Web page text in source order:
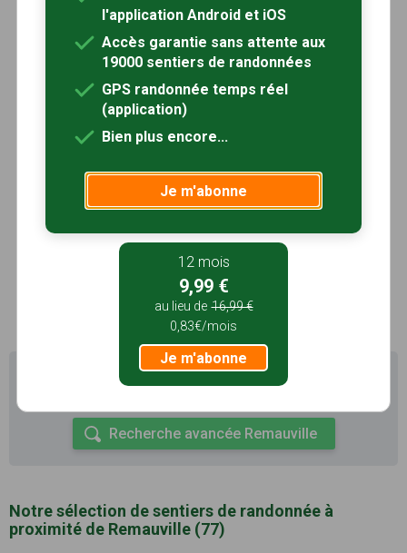
Bois de la Commanderie
Voir le site
Forêt de Champlitte
Voir le site
Bois de Valence
Voir le site
Voir le site
Forêt de Fontinebleau
Bois de Saint Germain Laval
Il existe d'autres sentiers de randonnée à Remauville
Recherche avancée Remauville
Notre sélection de sentiers de randonnée à
proximité de Remauville (77)
l'application Android et iOS
Accès garantie sans attente aux
19000 sentiers de randonnées
GPS randonnée temps réel
(application)
Bien plus encore...
Je m'abonne
12 mois
9,99 €
au lieu de 16,99 €
0,83€/mois
Je m'abonne